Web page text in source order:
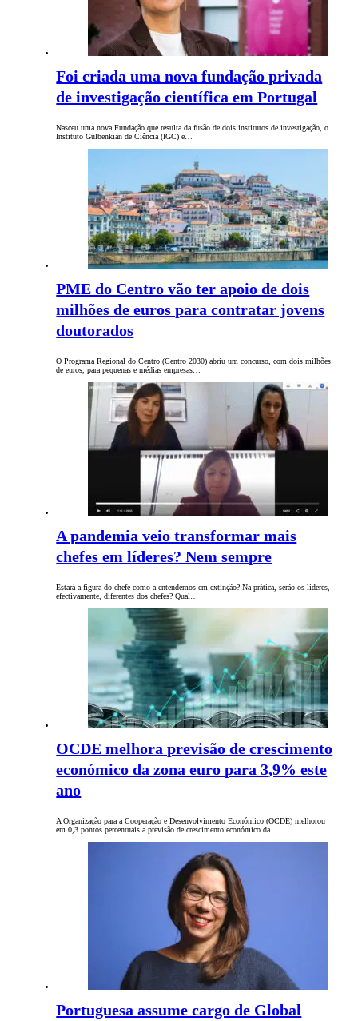
Foi criada uma nova fundação privada
de investigação científica em Portugal
Nasceu uma nova Fundação que resulta da fusão de dois institutos de investigação, o
Instituto Gulbenkian de Ciência (IGC) e…
PME do Centro vão ter apoio de dois
milhões de euros para contratar jovens
doutorados
O Programa Regional do Centro (Centro 2030) abriu um concurso, com dois milhões
de euros, para pequenas e médias empresas…
A pandemia veio transformar mais
chefes em líderes? Nem sempre
Estará a figura do chefe como a entendemos em extinção? Na prática, serão os lideres,
efectivamente, diferentes dos chefes? Qual…
OCDE melhora previsão de crescimento
económico da zona euro para 3,9% este
ano
A Organização para a Cooperação e Desenvolvimento Económico (OCDE) melhorou
em 0,3 pontos percentuais a previsão de crescimento económico da…
Portuguesa assume cargo de Global